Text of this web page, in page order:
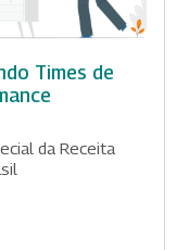
Times de
da Receita